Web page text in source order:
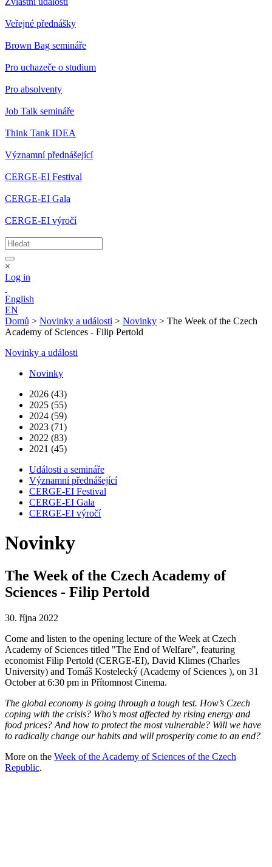
Veřejné přednášky
Brown Bag semináře
Pro uchazeče o studium
Pro absolventy
Job Talk semináře
Think Tank IDEA
Významní přednášející
CERGE-EI Festival
CERGE-EI Gala
CERGE-EI výročí
×
Log in
English
EN
Domů > Novinky a události > Novinky > The Week of the Czech
Academy of Sciences - Filip Pertold
Novinky a události
Novinky
2026 (43)
2025 (55)
2024 (59)
2023 (71)
2022 (83)
2021 (45)
Události a semináře
Významní přednášející
CERGE-EI Festival
CERGE-EI Gala
CERGE-EI výročí
Novinky
The Week of the Czech Academy of
Sciences - Filip Pertold
30. října 2022
Come and listen to the opening lecture of the Week at Czech
Academy of Sciences titled "The End of Welfare", featuring
economist Filip Pertold (CERGE-EI), David Klimes (Charles
University) and Tomáš Kostelecký (Academy of Sciences ), on 31
October at 6:30 pm in Přítomnost Cinema.
The global economy is going through a tough test. How’s Czech
coping with the crisis? Who’s most affected by rising energy and
food prices? And how to protect the most vulnerable? Will we have
to radically change our habits and will prosperity come to an end?
More on the Week of the Academy of Sciences of the Czech
Republic.